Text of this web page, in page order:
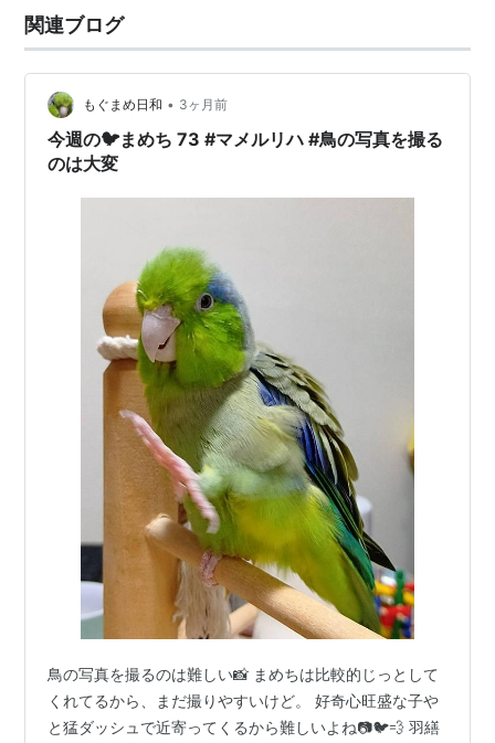
ログ
関連ブログ
もぐまめ日和 • 3ヶ月前
今週の🐦まめち 73 #マメルリハ #鳥の写真を撮る
のは大変
鳥の写真を撮るのは難しい📸 まめちは比較的じっとして
くれてるから、まだ撮りやすいけど。 好奇心旺盛な子や
と猛ダッシュで近寄ってくるから難しいよね📷🐦💨 羽繕